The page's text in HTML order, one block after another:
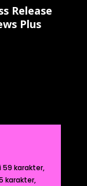
Release
Plus
karakter,
karakter,